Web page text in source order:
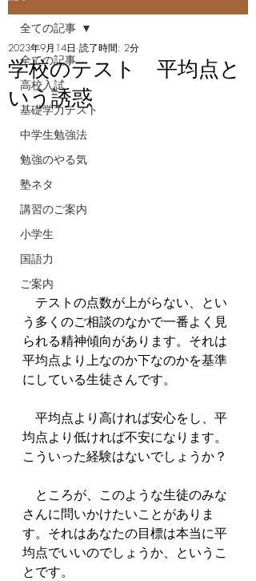
全ての記事
高校入試
基礎学力テスト
中学生勉強法
勉強のやる気
塾ネタ
講習のご案内
小学生
国語力
ご案内
全ての記事
学校のテスト 平均点と
いう誘惑
2023年9月14日 読了時間: 2分
テストの点数が上がらない、とい
う多くのご相談のなかで一番よく見
られる精神傾向があります。それは
平均点より上なのか下なのかを基準
にしている生徒さんです。
平均点より高ければ安心をし、平
均点より低ければ不安になります。
こういった経験はないでしょうか？
ところが、このような生徒のみな
さんに問いかけたいことがありま
す。それはあなたの目標は本当に平
均点でいいのでしょうか、というこ
とです。